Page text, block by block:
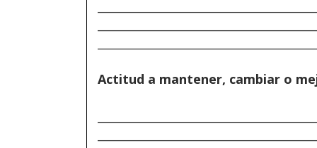
Actitud a mantener, cambiar o